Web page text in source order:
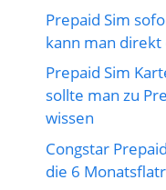
Prepaid Sim
kann man direkt
Prepaid Sim
sollte man zu
wissen
Congstar
die 6